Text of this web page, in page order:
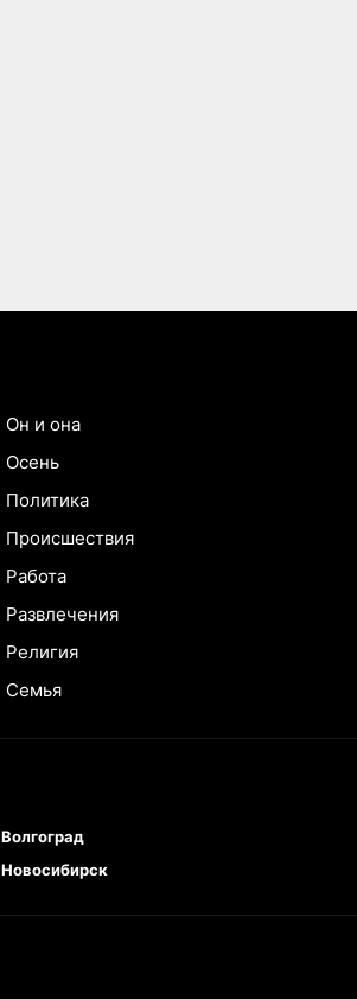
Он и она
Осень
Политика
Происшествия
Работа
Развлечения
Религия
Семья
Волгоград
Новосибирск